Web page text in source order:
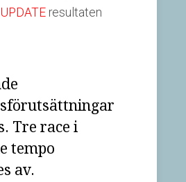
UPDATEresultaten
Tre race i
tempo
av.